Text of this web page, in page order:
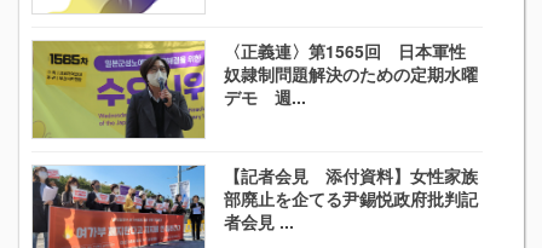
〈正義連〉第1565回 日本軍性
奴隷制問題解決のための定期水曜
デモ 週...
【記者会見 添付資料】女性家族
部廃止を企てる尹錫悦政府批判記
者会見 ...